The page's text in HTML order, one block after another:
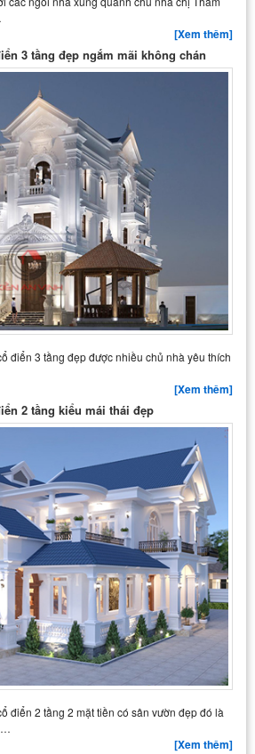
[Xem thêm]
3 tầng đẹp ngắm mãi không chán
điển 3 tầng đẹp được nhiều chủ nhà yêu thích
[Xem thêm]
2 tầng kiểu mái thái đẹp
điển 2 tầng 2 mặt tiền có sân vườn đẹp đó là
[Xem thêm]